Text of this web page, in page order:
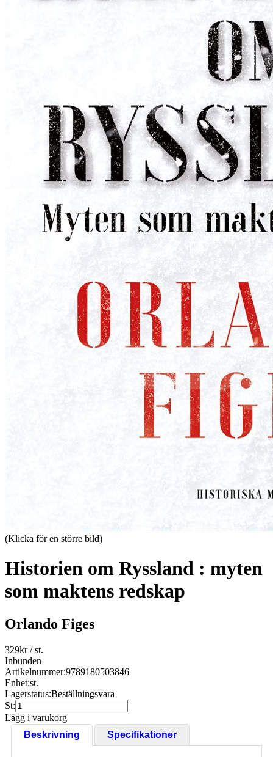
(Klicka för en större bild)
Historien om Ryssland : myten
som maktens redskap
Orlando Figes
329kr/ st.
Inbunden
Artikelnummer:9789180503846
Enhet:st.
Lagerstatus:Beställningsvara
St:
Lägg i varukorg
Beskrivning
Specifikationer